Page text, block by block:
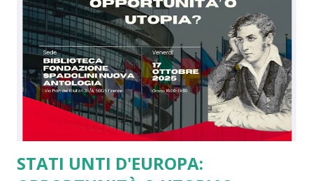
contro il modello di Unione Europea in una logica, a mio
modesto parere, di imperi in crisi. Ebbene se da un lato
questa cosa mi amareggia, essendo io da sempre grato agli
americani per il sostegno dato contro i nazisti e per il loro
concetto di libertà, dall'altro tale scelta ci rende...
STATI UNTI D'EUROPA: